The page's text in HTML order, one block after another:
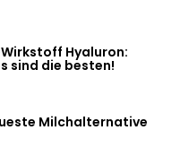
Hyaluron:
sind die besten!
Milchalternative